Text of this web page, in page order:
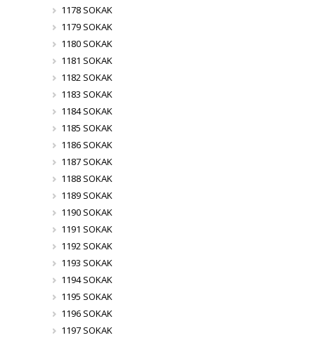
1178 SOKAK
1179 SOKAK
1180 SOKAK
1181 SOKAK
1182 SOKAK
1183 SOKAK
1184 SOKAK
1185 SOKAK
1186 SOKAK
1187 SOKAK
1188 SOKAK
1189 SOKAK
1190 SOKAK
1191 SOKAK
1192 SOKAK
1193 SOKAK
1194 SOKAK
1195 SOKAK
1196 SOKAK
1197 SOKAK